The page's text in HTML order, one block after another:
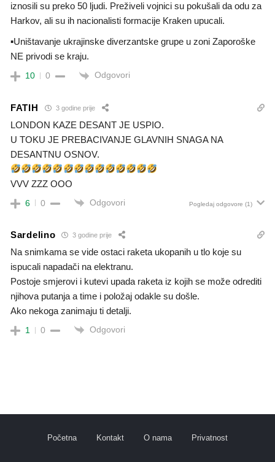
iznosili su preko 50 ljudi. Preživeli vojnici su pokušali da odu za
Harkov, ali su ih nacionalisti formacije Kraken upucali.
▪Uništavanje ukrajinske diverzantske grupe u zoni Zaporoške
NE privodi se kraju.
10 0 Odgovori
FATIH 3 godine prije
LONDON KAZE DESANT JE USPIO.
U TOKU JE PREBACIVANJE GLAVNIH SNAGA NA
DESANTNU OSNOV.
VVV ZZZ OOO
6 0 Odgovori Pogledaj odgovore (1)
Sardelino 3 godine prije
Na snimkama se vide ostaci raketa ukopanih u tlo koje su
ispucali napadači na elektranu.
Postoje smjerovi i kutevi upada raketa iz kojih se može odrediti
njihova putanja a time i položaj odakle su došle.
Ako nekoga zanimaju ti detalji.
1 0 Odgovori
Početna Kontakt O nama Privatnost